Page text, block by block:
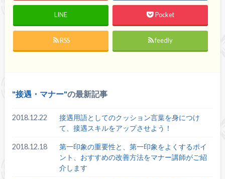
LINE Pocket
RSS feedly
接遇・マナー の最新記事
2018.12.22
接遇用語としてのクッション言葉を身につけ
て、接遇スキルをアップさせよう！
2018.12.18
第一印象の重要性と、第一印象をよくするポイ
ント、おすすめの改善方法をマナー講師がご紹
介します